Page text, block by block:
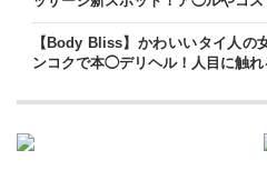
【Body Bliss】かわいいタイ人の
ンコクで本◯デリヘル！人目に触れ